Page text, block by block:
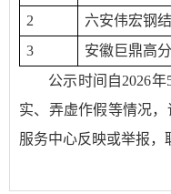
2
六安伟宏钢
3
安徽巨鼎高
公示时间自2026
实、弄虚作假等情况
服务中心反映或举报，